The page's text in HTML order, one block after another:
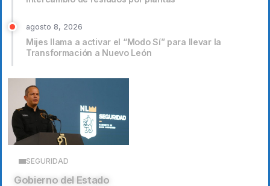
agosto 8, 2026
Mijes llama a activar el “Modo Sí” para llevar la
Transformación a Nuevo León
SEGURIDAD
Gobierno del Estado